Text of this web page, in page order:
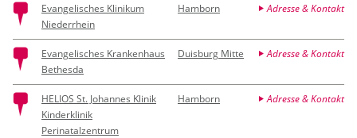
Evangelisches Klinikum
Niederrhein
Hamborn Adresse & Kontakt
Evangelisches Krankenhaus
Bethesda
Duisburg Mitte Adresse & Kontakt
HELIOS St. Johannes Klinik
Kinderklinik
Perinatalzentrum
Hamborn Adresse & Kontakt